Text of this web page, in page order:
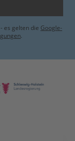
es gelten die Google-
.